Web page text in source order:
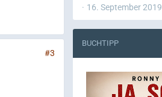
#3
16. September 2019
BUCHTIPP